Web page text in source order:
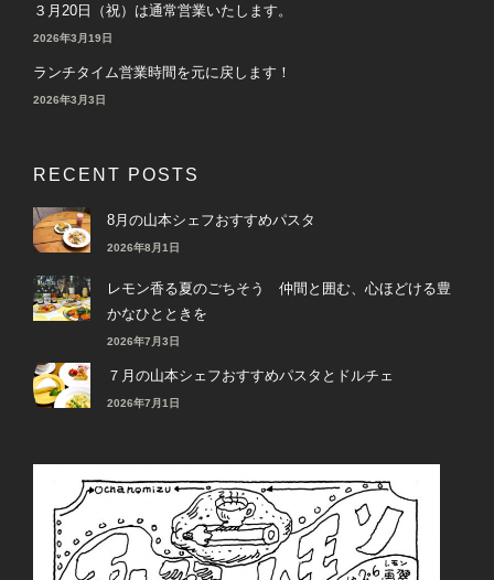
３月20日（祝）は通常営業いたします。
2026年3月19日
ランチタイム営業時間を元に戻します！
2026年3月3日
RECENT POSTS
8月の山本シェフおすすめパスタ
2026年8月1日
レモン香る夏のごちそう 仲間と囲む、心ほどける豊
かなひとときを
2026年7月3日
７月の山本シェフおすすめパスタとドルチェ
2026年7月1日